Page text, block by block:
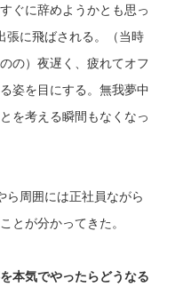
ぐに辞めようかとも思っ
張に飛ばされる。（当時
の）夜遅く、疲れてオフ
姿を目にする。無我夢中
を考える瞬間もなくなっ
ら周囲には正社員ながら
とが分かってきた。
本気でやったらどうなる